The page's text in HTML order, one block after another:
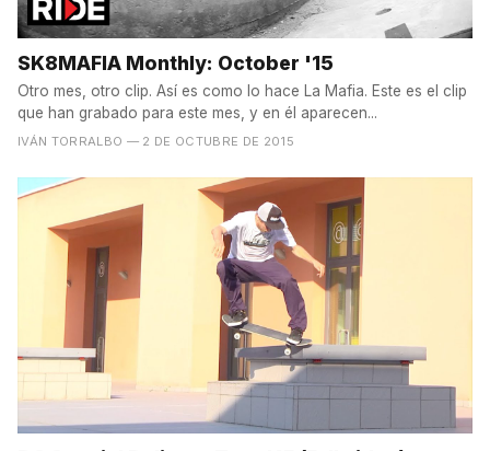
SK8MAFIA Monthly: October '15
Otro mes, otro clip. Así es como lo hace La Mafia. Este es el clip
que han grabado para este mes, y en él aparecen...
IVÁN TORRALBO — 2 DE OCTUBRE DE 2015